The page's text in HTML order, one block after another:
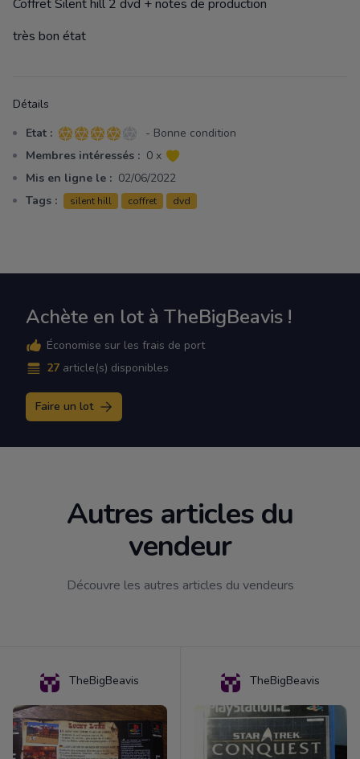
Description
Coffret Silent hill 2 dvd + notes de production
très bon état
Détails
Etat : 4 sur 5 étoiles
- Bonne condition
Membres intéressés : 0 x
Mis en ligne le : 02/06/2022
Tags :
silent hill coffret dvd
Achète en lot à TheBigBeavis !
Économise sur les frais de port
27 article(s) disponibles
Faire un lot
Autres articles du
vendeur
Découvre les autres articles du vendeurs
TheBigBeavis TheBigBeavis